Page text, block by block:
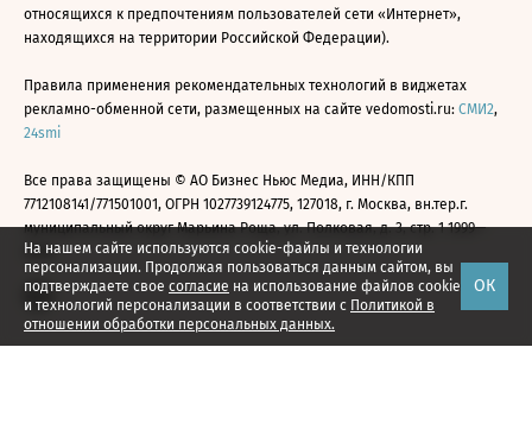
На нашем сайте используются cookie-файлы и технологии
персонализации. Продолжая пользоваться данным сайтом, вы
подтверждаете свое согласие на использование файлов cookie
и технологий персонализации в соответствии с Политикой в
отношении обработки персональных данных.
ОК
относящихся к предпочтениям пользователей сети «Интернет»,
находящихся на территории Российской Федерации).
Правила применения рекомендательных технологий в виджетах
рекламно-обменной сети, размещенных на сайте vedomosti.ru: СМИ2,
24smi
Все права защищены © АО Бизнес Ньюс Медиа, ИНН/КПП
7712108141/771501001, ОГРН 1027739124775, 127018, г. Москва, вн.тер.г.
муниципальный округ Марьина Роща, ул. Полковая, д. 3, стр. 1 1999—
2026